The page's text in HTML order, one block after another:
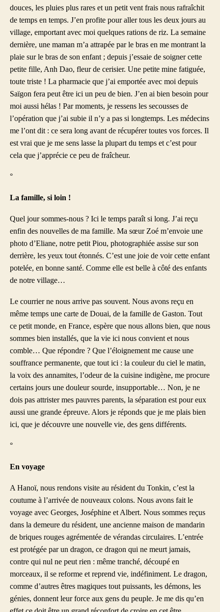
douces, les pluies plus rares et un petit vent frais nous rafraîchit
de temps en temps. J’en profite pour aller tous les deux jours au
village, emportant avec moi quelques rations de riz. La semaine
dernière, une maman m’a attrapée par le bras en me montrant la
plaie sur le bras de son enfant ; depuis j’essaie de soigner cette
petite fille, Anh Dao, fleur de cerisier. Une petite mine fatiguée,
toute triste ! La pharmacie que j’ai emportée avec moi depuis
Saïgon fera peut être ici un peu de bien. J’en ai bien besoin pour
moi aussi hélas ! Par moments, je ressens les secousses de
l’opération que j’ai subie il n’y a pas si longtemps. Les médecins
me l’ont dit : ce sera long avant de récupérer toutes vos forces. Il
est vrai que je me sens lasse la plupart du temps et c’est pour
cela que j’apprécie ce peu de fraîcheur.
°
La famille, si loin !
Quel jour sommes-nous ? Ici le temps paraît si long. J’ai reçu
enfin des nouvelles de ma famille. Ma sœur Zoé m’envoie une
photo d’Eliane, notre petit Piou, photographiée assise sur son
derrière, les yeux tout étonnés. C’est une joie de voir cette enfant
potelée, en bonne santé. Comme elle est belle à côté des enfants
de notre village…
Le courrier ne nous arrive pas souvent. Nous avons reçu en
même temps une carte de Douai, de la famille de Gaston. Tout
ce petit monde, en France, espère que nous allons bien, que nous
sommes bien installés, que la vie ici nous convient et nous
comble… Que répondre ? Que l’éloignement me cause une
souffrance permanente, que tout ici : la couleur du ciel le matin,
la voix des annamites, l’odeur de la cuisine indigène, me procure
certains jours une douleur sourde, insupportable… Non, je ne
dois pas attrister mes pauvres parents, la séparation est pour eux
aussi une grande épreuve. Alors je réponds que je me plais bien
ici, que je découvre une nouvelle vie, des gens différents.
°
En voyage
A Hanoï, nous rendons visite au résident du Tonkin, c’est la
coutume à l’arrivée de nouveaux colons. Nous avons fait le
voyage avec Georges, Joséphine et Albert. Nous sommes reçus
dans la demeure du résident, une ancienne maison de mandarin
de briques rouges agrémentée de vérandas circulaires. L’entrée
est protégée par un dragon, ce dragon qui ne meurt jamais,
contre qui nul ne peut rien : même tranché, découpé en
morceaux, il se reforme et reprend vie, indéfiniment. Le dragon,
comme d’autres êtres magiques tout puissants, les démons, les
génies, donnent leur force aux gens du peuple. Je me dis qu’en